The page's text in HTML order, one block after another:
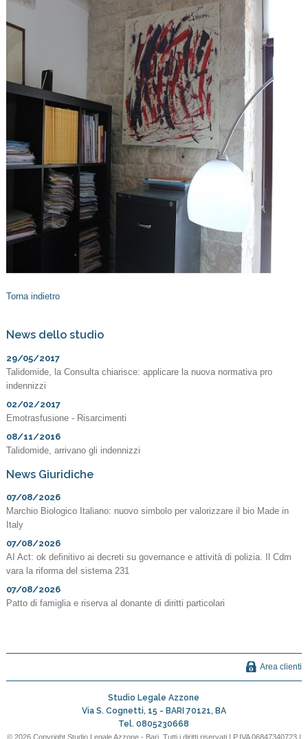
Torna indietro
News dello studio
29/05/2017
Talidomide, la Consulta chiarisce: applicare la nuova normativa pro
indennizzi
02/02/2017
Emotrasfusione - Risarcimenti
08/11/2016
Talidomide, arrivano gli indennizzi
News Giuridiche
07/08/2026
Marchio Biologico Italiano: nuovo simbolo per valorizzare il bio Made in
Italy
07/08/2026
AI Act: ok definitivo ai decreti su governance e attività di polizia. Il Cdm
vara la riforma del sistema 231
07/08/2026
Patto di famiglia e riserva al donante di diritti particolari
Area clienti
Studio Legale Azzone
Via S. Cognetti, 15 - BARI 70121, BA
Tel.0805230668
© 2026 Copyright Studio Legale Azzone - Bari. Tutti i diritti riservati | P.IVA 06847340723 |